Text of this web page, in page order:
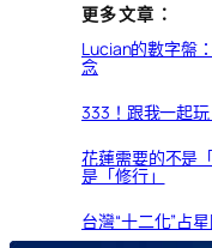
更多文章：
Lucian的數字盤
念
333！跟我一起玩
花蓮需要的不是
是「修行」
台灣“十二化”占